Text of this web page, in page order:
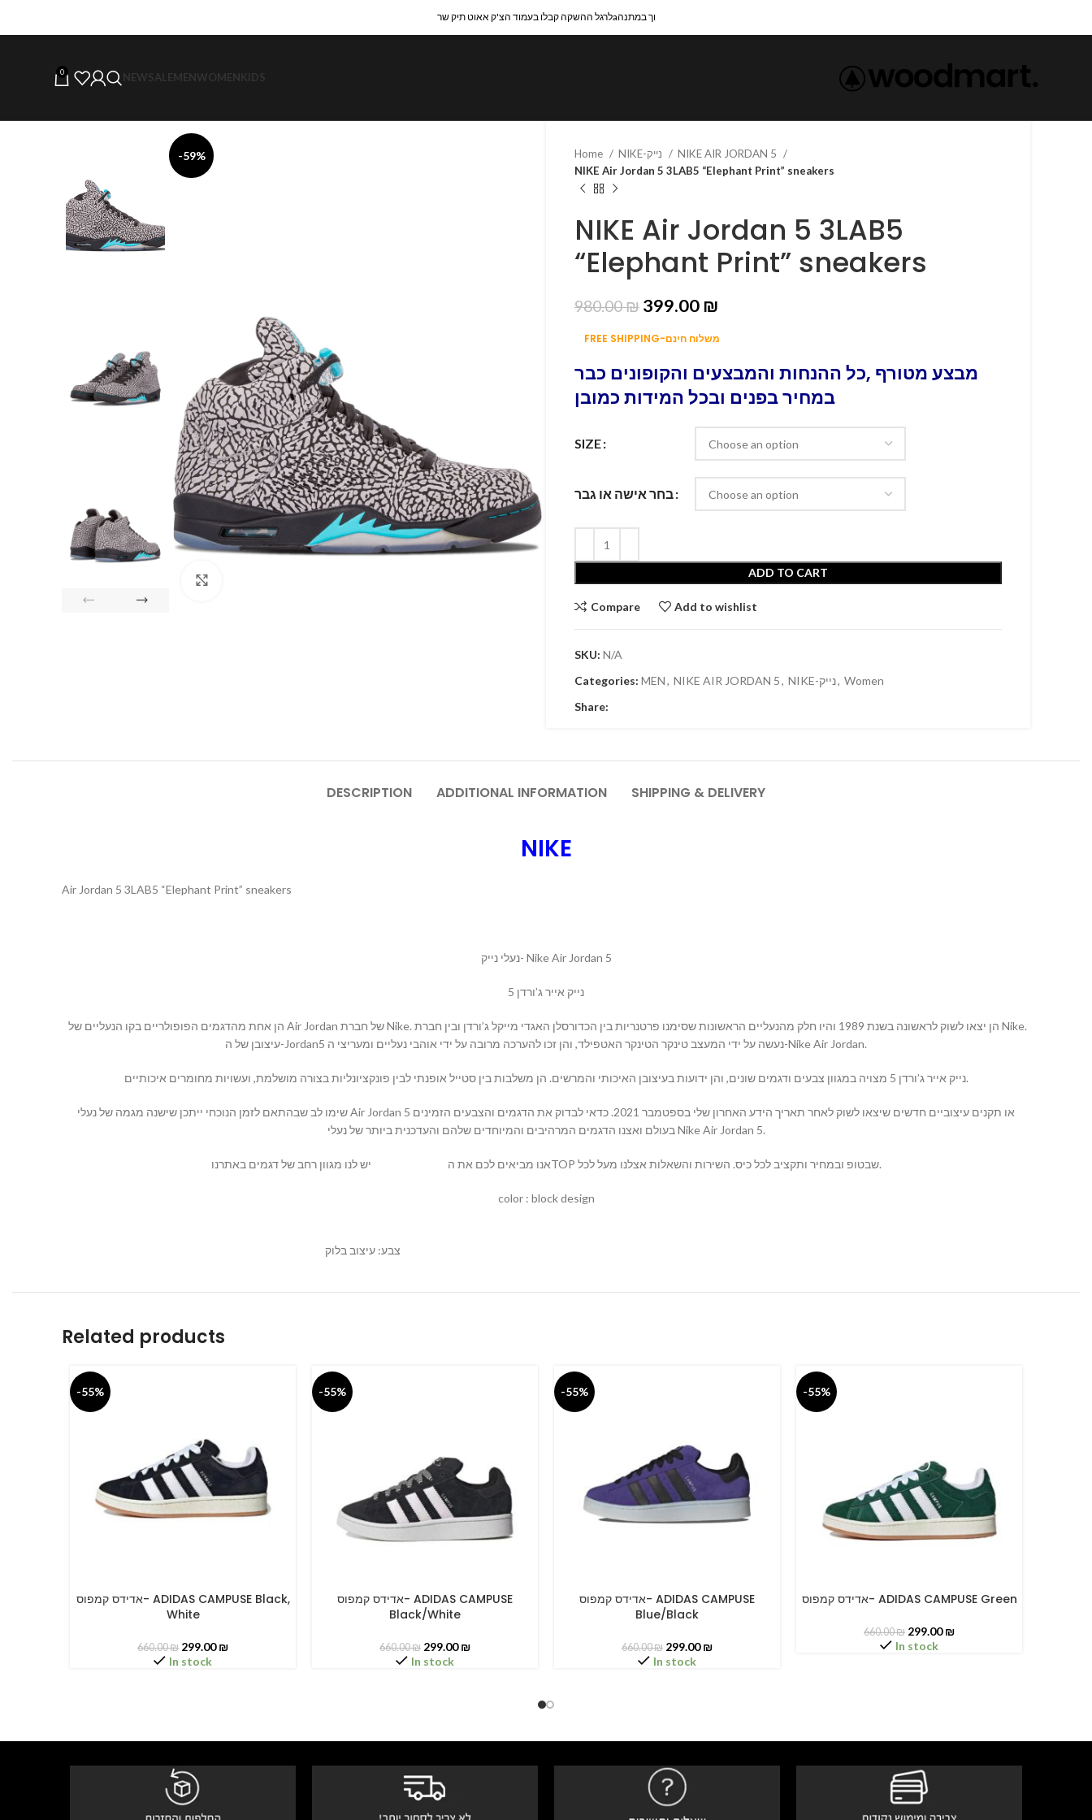
לרגל ההשקה קבלו בעמוד הצ'ק אאוט תיק שרaוך במתנה
0 NEWSALEMENWOMENKIDS
-59% Home
NIKE AIR JORDAN 5
NIKE Air Jordan 5 3LAB5 “Elephant Print” sneakers
NIKE Air Jordan 5 3LAB5
“Elephant Print” sneakers
980.00₪ 399.00 ₪
FREE SHIPPING-משלוח חינם
מבצע מטורף ,כל ההנחות והמבצעים והקופונים כבר
במחיר בפנים ובכל המידות כמובן
SIZE
בחר אישה או גבר
ADD TO CART
Compare Add to wishlist
SKU: N/A
Categories: MEN, NIKE AIR JORDAN 5, NIKE-נייק, Women
Share:
DESCRIPTION ADDITIONAL INFORMATION SHIPPING & DELIVERY
NIKE
Air Jordan 5 3LAB5 “Elephant Print” sneakers
נעלי נייק- Nike Air Jordan 5
נייק אייר ג’ורדן 5
עיצובן של ה-Jordan5 נעשה על ידי המעצב טינקר הטינקר האטפילד, והן זכו להערכה מרובה על ידי אוהבי נעליים ומעריצי ה-Nike Air Jordan.
נייק אייר ג’ורדן 5 מצויה במגוון צבעים ודגמים שונים, והן ידועות בעיצובן האיכותי והמרשים. הן משלבות בין סטייל אופנתי לבין פונקציונליות בצורה מושלמת, ועשויות מחומרים איכותיים.
שימו לב שבהתאם לזמן הנוכחי ייתכן שישנה מגמה של נעלי Air Jordan 5 או תקנים עיצוביים חדשים שיצאו לשוק לאחר תאריך הידע האחרון שלי בספטמבר 2021. כדאי לבדוק את הדגמים והצבעים הזמינים
בעולם ואצנו הדגמים המרהיבים והמיוחדים שלהם והעדכנית ביותר של נעלי Nike Air Jordan 5.
אנו מביאים לכם את הTOP שבטופ ובמחיר ותקציב לכל כיס. השירות והשאלות אצלנו מעל לכל.
color : block design
צבע: עיצוב בלוק
Related products
-55%
SELECT OPTIONS
אדידס קמפוס- ADIDAS CAMPUSE Black,
White
660.00₪ 299.00₪
In stock
-55%
SELECT OPTIONS
אדידס קמפוס- ADIDAS CAMPUSE
Black/White
660.00₪ 299.00₪
In stock
-55%
SELECT OPTIONS
אדידס קמפוס- ADIDAS CAMPUSE
Blue/Black
660.00₪ 299.00₪
In stock
-55%
SELECT OPTIONSאדידס קמפוס- ADIDAS CAMPUSE Green
660.00₪ 299.00₪
In stock